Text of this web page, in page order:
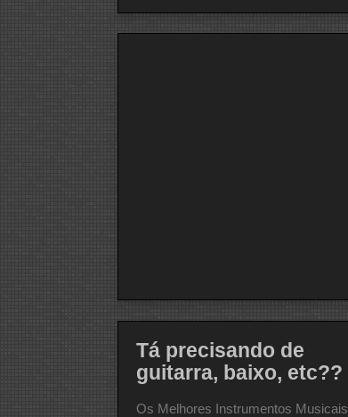
Tá precisando de
guitarra, baixo, etc??
Os Melhores Instrumentos Musicais